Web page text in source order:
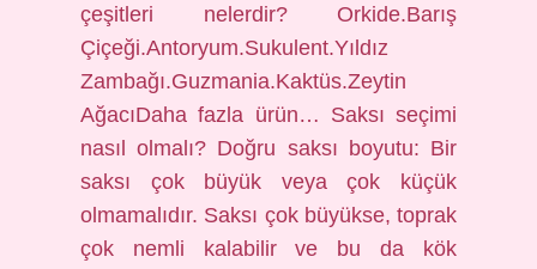
çeşitleri nelerdir? Orkide.Barış
Çiçeği.Antoryum.Sukulent.Yıldız
Zambağı.Guzmania.Kaktüs.Zeytin
AğacıDaha fazla ürün… Saksı seçimi
nasıl olmalı? Doğru saksı boyutu: Bir
saksı çok büyük veya çok küçük
olmamalıdır. Saksı çok büyükse, toprak
çok nemli kalabilir ve bu da kök